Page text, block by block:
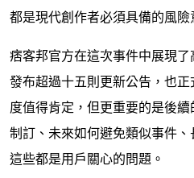
都是現代創作者必須具備的風險
痞客邦官方在這次事件中展現
發布超過十五則更新公告，也
度值得肯定，但更重要的是後
制訂、未來如何避免類似事件、
這些都是用戶關心的問題。